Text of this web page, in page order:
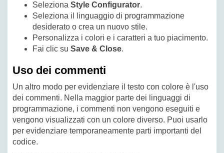
Seleziona Style Configurator.
Seleziona il linguaggio di programmazione
desiderato o crea un nuovo stile.
Personalizza i colori e i caratteri a tuo piacimento.
Fai clic su Save & Close.
Uso dei commenti
Un altro modo per evidenziare il testo con colore è l'uso
dei commenti. Nella maggior parte dei linguaggi di
programmazione, i commenti non vengono eseguiti e
vengono visualizzati con un colore diverso. Puoi usarlo
per evidenziare temporaneamente parti importanti del
codice.